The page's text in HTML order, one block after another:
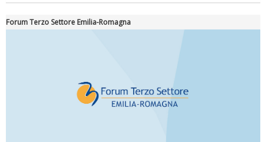
Forum Terzo Settore Emilia-Romagna